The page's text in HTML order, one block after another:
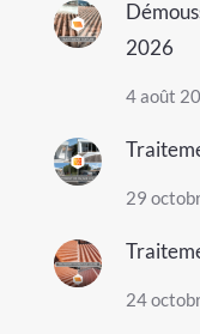
2026
4 août
29
24